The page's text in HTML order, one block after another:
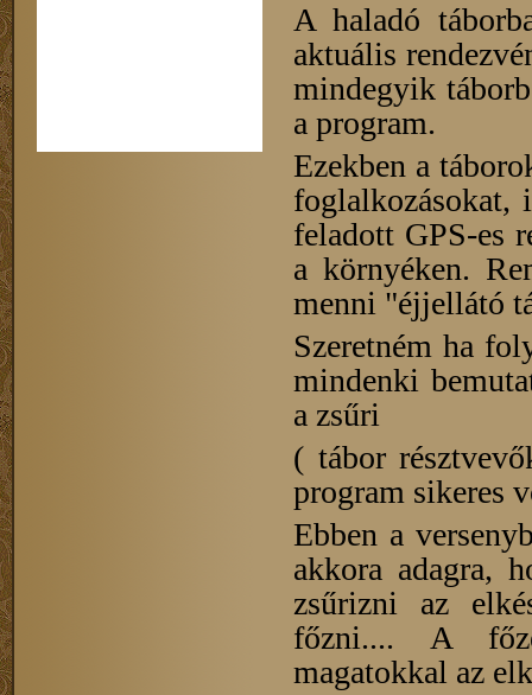
A haladó
aktuális
mindegyik
a program.
Ezekben a
feladott GPS-es
a környéken.
menni "éjjellátó
Szeretném ha
mindenki
a zsűri
( tábor
program sikeres
Ebben a
akkora adagra,
zsűrizni az
főzni.... A
magatokkal az